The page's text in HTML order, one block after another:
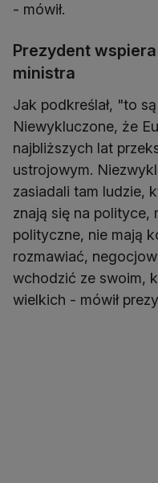
- mówił.
Prezydent
ministra
Jak podkreślał, "to
Niewykluczone, że
najbliższych lat
ustrojowym.
zasiadali tam ludzie,
znają się na polityce,
polityczne, nie mają
rozmawiać,
wchodzić ze swoim,
wielkich - mówił